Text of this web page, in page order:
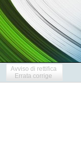
Avviso di rettifica
Errata corrige